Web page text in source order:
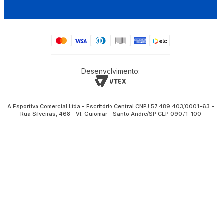
Desenvolvimento:
A Esportiva Comercial Ltda - Escritório Central CNPJ 57.489.403/0001-63 -
Rua Silveiras, 468 - Vl. Guiomar - Santo André/SP CEP 09071-100